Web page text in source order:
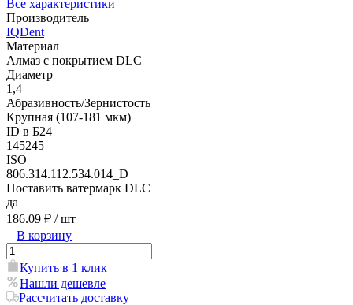
Все характеристики
Производитель
IQDent
Материал
Алмаз с покрытием DLC
Диаметр
1,4
Абразивность/Зернистость
Крупная (107-181 мкм)
ID в Б24
145245
ISO
806.314.112.534.014_D
Поставить ватермарк DLC
да
186.09 ₽ / шт
В корзину
Купить в 1 клик
Нашли дешевле
Рассчитать доставку